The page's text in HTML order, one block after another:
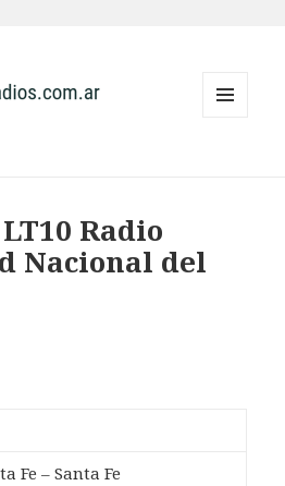
Radio
Nacional del
Fe – Santa Fe